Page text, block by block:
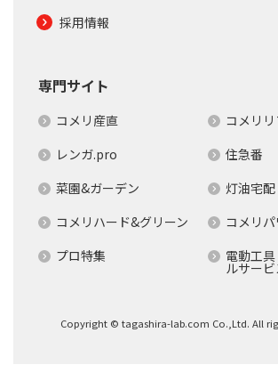
採用情報
専門サイト
コメリ産直
コメリ
レンガ.pro
住急番
菜園&ガーデン
灯油宅配
コメリハード&グリーン
コメリ
プロ特集
電動工
ルサービ
Copyright © tagashira-lab.com Co.,Ltd. All